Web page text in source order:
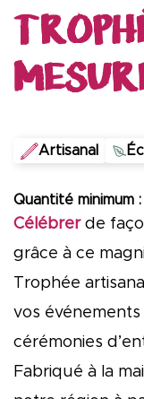
Artisanal
Quantité minimum
Célébrerde
grâce à ce
Trophée
vos
cérémonies
Fabriqué à la